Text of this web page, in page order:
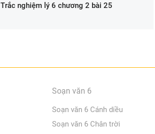
Trắc nghiệm lý 6 chương 2 bài 25
Soạn văn 6
Soạn văn 6 Cánh diều
Soạn văn 6 Chân trời